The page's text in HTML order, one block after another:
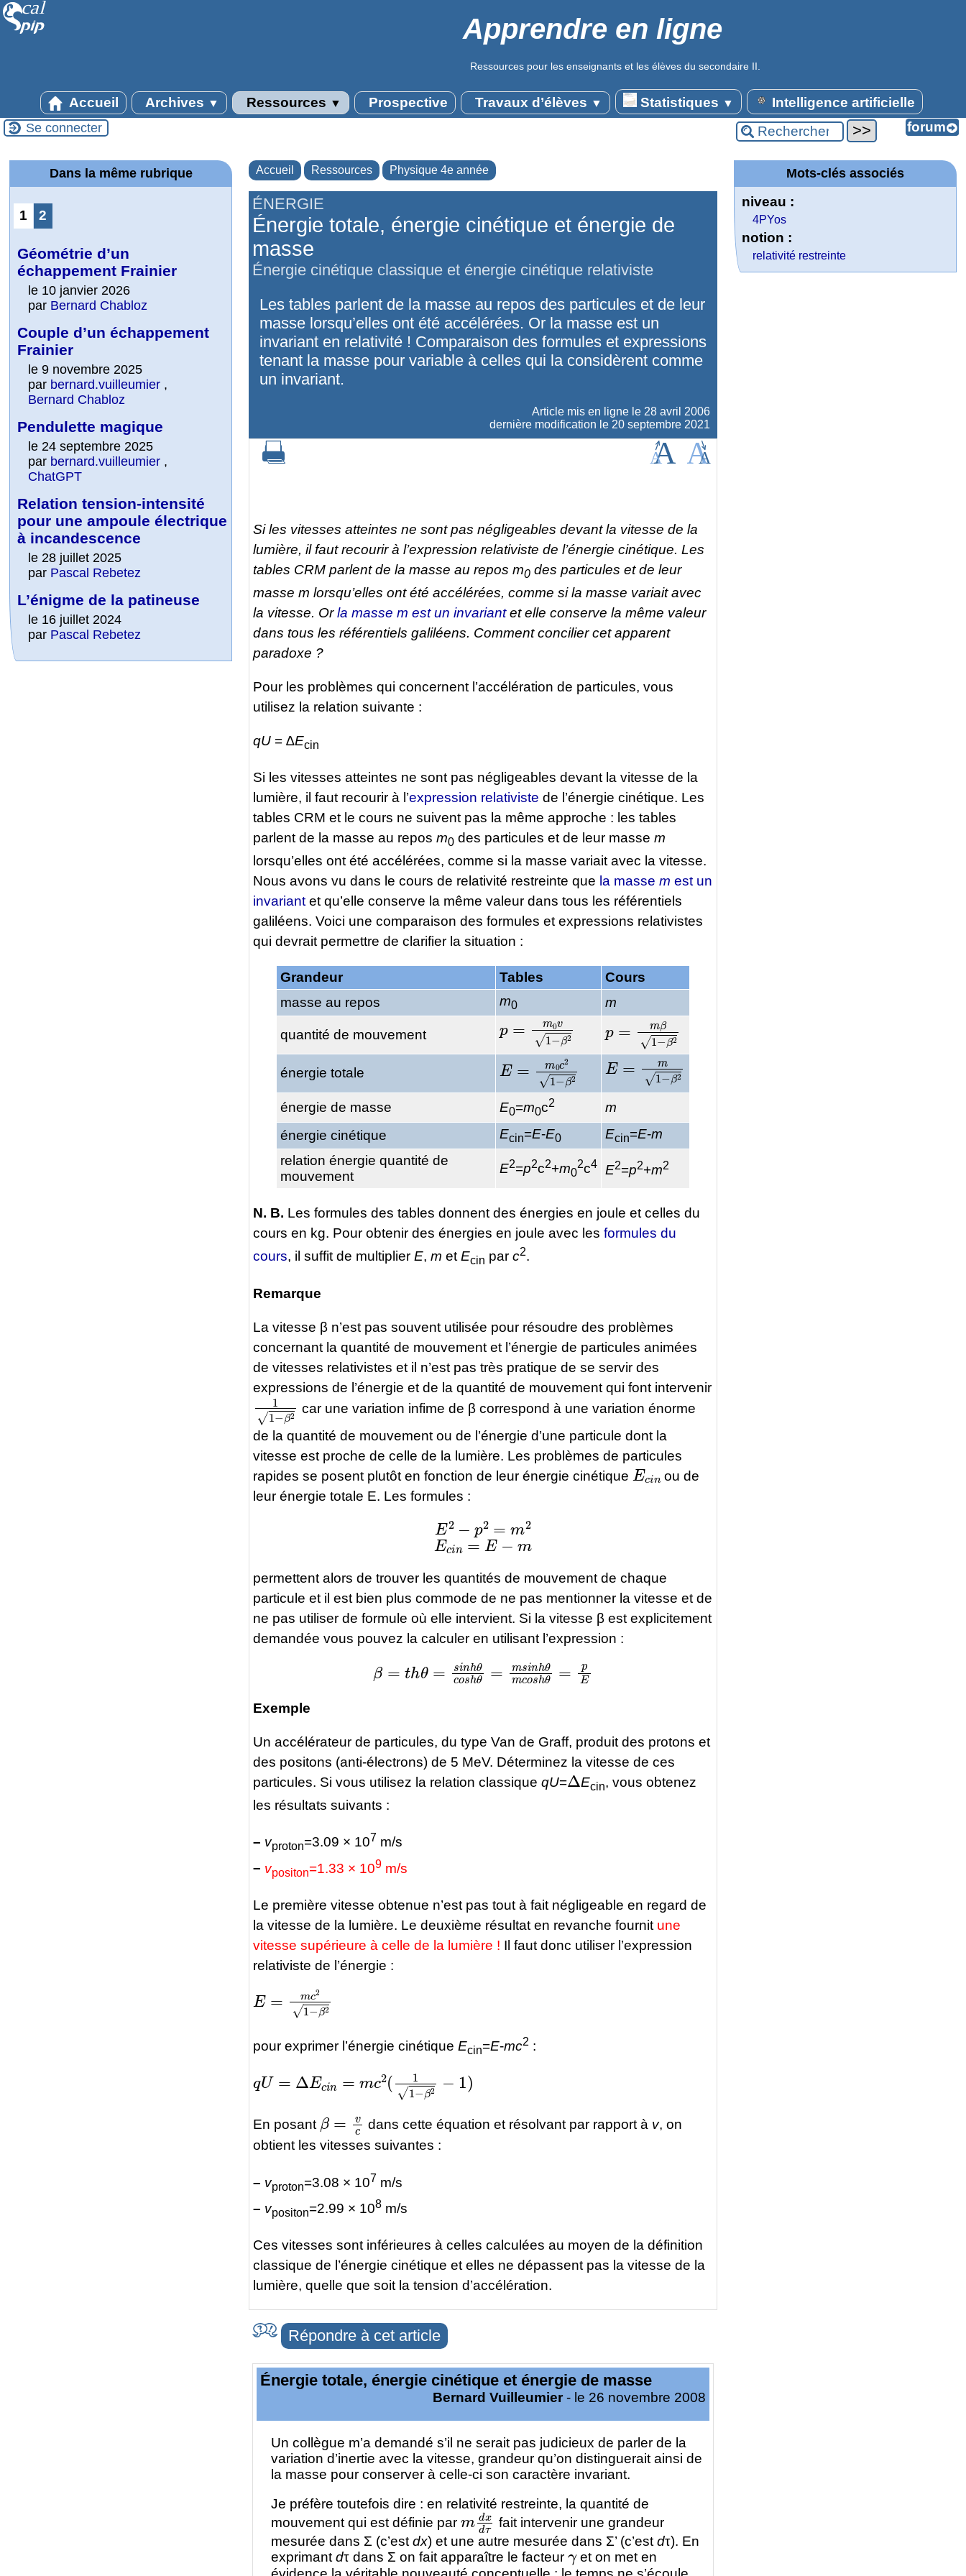
Apprendre en ligne
Ressources pour les enseignants et les élèves du secondaire II.
Accueil Archives ▼ Ressources ▼ Prospective Travaux d’élèves ▼ Statistiques ▼ Intelligence artificielle
Se connecter
Accueil Ressources Physique 4e année
ÉNERGIE
Énergie totale, énergie cinétique et énergie de
masse
Énergie cinétique classique et énergie cinétique relativiste
Les tables parlent de la masse au repos des particules et de leur
masse lorsqu’elles ont été accélérées. Or la masse est un
invariant en relativité ! Comparaison des formules et expressions
tenant la masse pour variable à celles qui la considèrent comme
un invariant.
Article mis en ligne le 28 avril 2006
dernière modification le 20 septembre 2021
Si les vitesses atteintes ne sont pas négligeables devant la vitesse de la
lumière, il faut recourir à l’expression relativiste de l’énergie cinétique. Les
tables CRM parlent de la masse au repos m0 des particules et de leur
masse m lorsqu’elles ont été accélérées, comme si la masse variait avec
la vitesse. Orla masse m est un invariantet elle conserve la même valeur
dans tous les référentiels galiléens. Comment concilier cet apparent
paradoxe ?
Pour les problèmes qui concernent l’accélération de particules, vous
utilisez la relation suivante :
qU = ∆Ecin
Si les vitesses atteintes ne sont pas négligeables devant la vitesse de la
lumière, il faut recourir à l’expression relativiste de l’énergie cinétique. Les
tables CRM et le cours ne suivent pas la même approche : les tables
parlent de la masse au repos m0 des particules et de leur masse m
lorsqu’elles ont été accélérées, comme si la masse variait avec la vitesse.
Nous avons vu dans le cours de relativité restreinte que la masse m est un
invariant et qu’elle conserve la même valeur dans tous les référentiels
galiléens. Voici une comparaison des formules et expressions relativistes
qui devrait permettre de clarifier la situation :
Grandeur Tables
Cours
masse au repos
m0 m
quantité de mouvement
p=m0v1−β2 1−β
énergie totale
E= c21 E=m1−β2
énergie de masse E0=m0c2
m
énergie cinétique
Ecin=E-E0 Ecin=E-m
relation énergie quantité de
mouvement
E2=p2c2+m0
2c4 E2=p2+m2
N. B. Les formules des tables donnent des énergies en joule et celles du
cours en kg. Pour obtenir des énergies en joule avec les formules du
cours, il suffit de multiplier E, m etEcin par c2.
Remarque
La vitesse β n’est pas souvent utilisée pour résoudre des problèmes
concernant la quantité de mouvement et l’énergie de particules animées
de vitesses relativistes et il n’est pas très pratique de se servir des
expressions de l’énergie et de la quantité de mouvement qui font intervenir
11−β2
car une variation infime de β correspond à une variation énorme
de la quantité de mouvement ou de l’énergie d’une particule dont la
vitesse est proche de celle de la lumière. Les problèmes de particules
rapides se posent plutôt en fonction de leur énergie cinétique
Ecin
ou de
leur énergie totale E. Les formules :
E2 2=
Ec n=E −m
permettent alors de trouver les quantités de mouvement de chaque
particule et il est bien plus commode de ne pas mentionner la vitesse et de
ne pas utiliser de formule où elle intervient. Si la vitesse β est explicitement
demandée vous pouvez la calculer en utilisant l’expression :
β θ=s hθco =msin mc
Exemple
Un accélérateur de particules, du type Van de Graff, produit des protons et
des positons (anti-électrons) de 5 MeV. Déterminez la vitesse de ces
particules. Si vous utilisez la relation classique qU=
Δ
Ecin, vous obtenez
les résultats suivants :
– vproton=3.09 × 107 m/s
– vpositon=1.33 × 109 m/s
Le première vitesse obtenue n’est pas tout à fait négligeable en regard de
la vitesse de la lumière. Le deuxième résultat en revanche fournit une
vitesse supérieure à celle de la lumière ! Il faut donc utiliser l’expression
relativiste de l’énergie :
E= 21−
pour exprimer l’énergie cinétique Ecin=E-mc2 :
qU E cin 11− 2
En posant
β c
dans cette équation et résolvant par rapport à v, on
obtient les vitesses suivantes :
– vproton=3.08 × 107 m/s
– vpositon=2.99 × 108 m/s
Ces vitesses sont inférieures à celles calculées au moyen de la définition
classique de l’énergie cinétique et elles ne dépassent pas la vitesse de la
lumière, quelle que soit la tension d’accélération.
Répondre à cet article
Énergie totale, énergie cinétique et énergie de masse
Bernard Vuilleumier- le 26 novembre 2008
Un collègue m’a demandé s’il ne serait pas judicieux de parler de la
variation d’inertie avec la vitesse, grandeur qu’on distinguerait ainsi de
la masse pour conserver à celle-ci son caractère invariant.
Je préfère toutefois dire : en relativité restreinte, la quantité de
mouvement qui est définie par
mdxdτ
fait intervenir une grandeur
mesurée dans Σ (c’estdx) et une autre mesurée dans Σ’ (c’estdτ). En
exprimantdτ dans Σ on fait apparaître le facteur
γ
et on met en
Dans la même rubrique
1 2
Géométrie d’un
échappement Frainier
le 10 janvier 2026
par Bernard Chabloz
Couple d’un échappement
Frainier
le 9 novembre 2025
par bernard.vuilleumier ,
Bernard Chabloz
Pendulette magique
le 24 septembre 2025
par bernard.vuilleumier ,
ChatGPT
Relation tension-intensité
pour une ampoule électrique
à incandescence
le 28 juillet 2025
par Pascal Rebetez
L’énigme de la patineuse
le 16 juillet 2024
par Pascal Rebetez
Mots-clés associés
niveau :
4PYos
notion :
relativité restreinte